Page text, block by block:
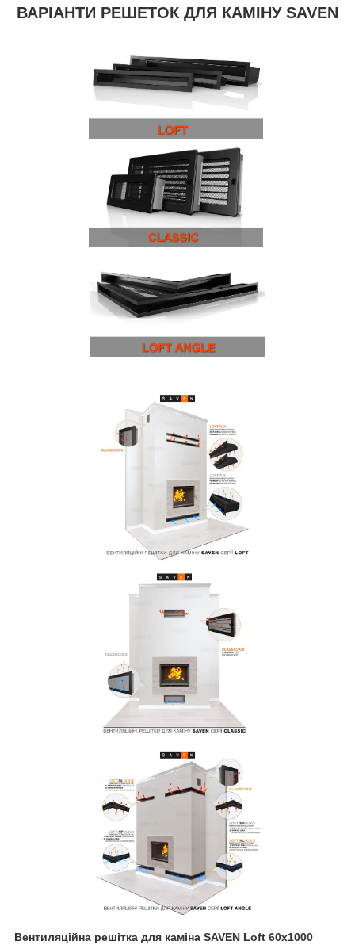
ВАРІАНТИ РЕШЕТОК ДЛЯ КАМІНУ SAVEN
Вентиляційна решітка для каміна SAVEN Loft 60х1000